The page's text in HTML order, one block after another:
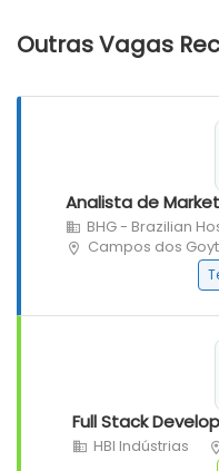
Outras Vagas
Analista de
BHG - Brazilian
Campos dos
Full Stack
HBI Indústrias